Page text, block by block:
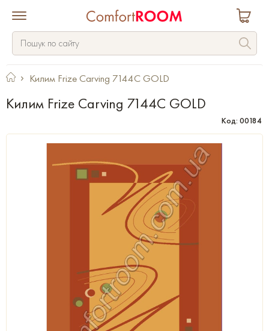
Килим Frize Carving 7144C GOLD
Килим Frize Carving 7144C GOLD
Код: 00184